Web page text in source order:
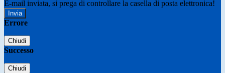
E-mail inviata, si prega di controllare la casella di posta elettronica!
Errore
Chiudi
Successo
Chiudi